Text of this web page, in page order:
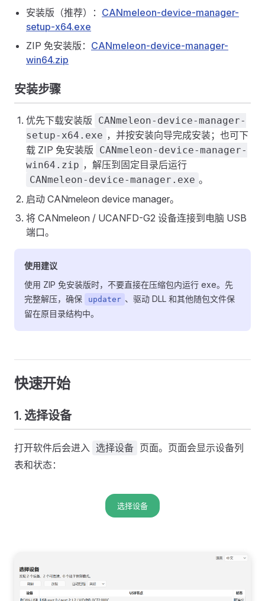
安装版（推荐）： CANmeleon-device-manager-
setup-x64.exe
ZIP 免安装版： CANmeleon-device-manager-
win64.zip
安装步骤
优先下载安装版
CANmeleon-device-manager-
setup-x64.exe ，并按安装向导完成安装；也可下
载 ZIP 免安装版
CANmeleon-device-manager-
win64.zip ，解压到固定目录后运行
CANmeleon-device-manager.exe 。
启动 CANmeleon device manager。
将 CANmeleon / UCANFD-G2 设备连接到电脑 USB
端口。
使用建议
使用 ZIP 免安装版时，不要直接在压缩包内运行 exe。先
完整解压，确保
updater 、驱动 DLL 和其他随包文件保
留在原目录结构中。
快速开始
1. 选择设备
打开软件后会进入 选择设备 页面。页面会显示设备列
表和状态：
选择设备